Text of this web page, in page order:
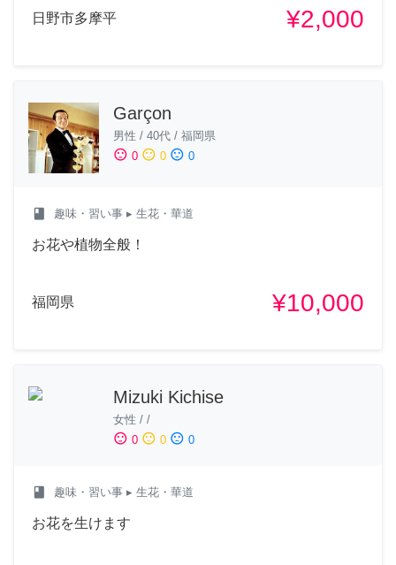
日野市多摩平 ¥2,000
Garçon
男性 / 40代 / 福岡県
sentiment_satisfied 0 sentiment_neutral 0 sentiment_dissatisfied 0
class 趣味・習い事 ▸ 生花・華道
お花や植物全般！
福岡県 ¥10,000
Mizuki Kichise
女性 / /
sentiment_satisfied 0 sentiment_neutral 0 sentiment_dissatisfied 0
class 趣味・習い事 ▸ 生花・華道
お花を生けます